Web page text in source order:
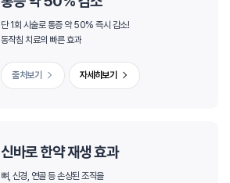
단 1회 시술로 통증 약 50% 즉시 감소!
동작침 치료의 빠른 효과
출처보기 자세히보기
신바로 한약 재생 효과
뼈, 신경, 연골 등 손상된 조직을